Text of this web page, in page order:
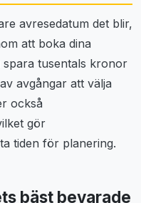
avresedatum det blir,
att boka dina
tusentals kronor
avgångar att välja
också
gör
tiden för planering.
bäst bevarade